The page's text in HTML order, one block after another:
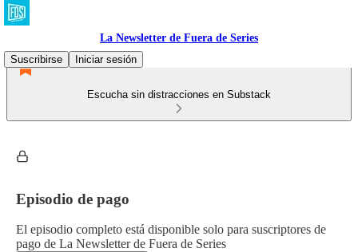
La Newsletter de Fuera de Series
Suscribirse
Iniciar sesión
Escucha sin distracciones en Substack
Episodio de pago
El episodio completo está disponible solo para suscriptores de
pago de La Newsletter de Fuera de Series